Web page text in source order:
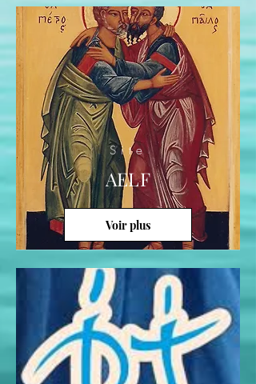
Site
AELF
Voir plus